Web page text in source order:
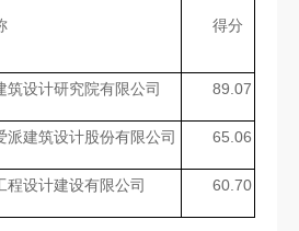
得分
筑设计研究院有限公司 89.07
派建筑设计股份有限公司 65.06
程设计建设有限公司 60.70